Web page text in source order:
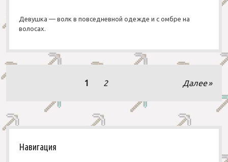
Девушка — волк в повседневной одежде и с омбре на
волосах.
и
г
а
1 2 Далее
Навигация